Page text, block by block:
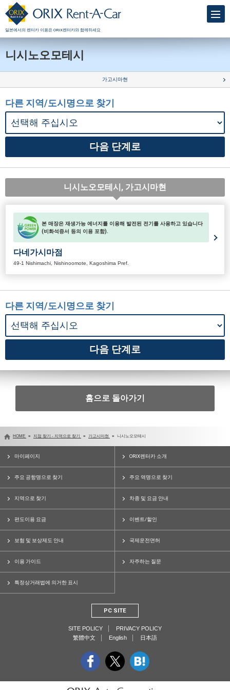
일본에서의 렌터카 이용은 ORIX렌터카와 함께하세요
니시노오모테시
가고시마현
다른 지역/도시명으로 찾기
니시노오모테시, 가고시마현
본 매장은 재생가능 에너지를 이용해 발전된 전기를 사용하고 있습니다
(비화석증서 등의 이용 포함).
다네가시마점
49-1 Nishimachi, Nishinoomote, Kagoshima Pref.
다른 지역/도시명으로 찾기
홈으로 돌아가기
HOME 지점 찾기 - 지역으로 찾기 가고시마현 니시노오모테시
마이페이지 ORIX렌터카 소개
주요 공항명으로 찾기 주요 역명으로 찾기
지역으로 찾기 차종 및 요금 안내
편도이용 요금 이벤트/할인
보험 및 보상제도 안내 국제운전면허
이용 가이드 자주하는 질문
특정상거래법에 의거한 표시
PC SITE
SITE POLICY
PRIVACY POLICY
繁體中文
English 日本語